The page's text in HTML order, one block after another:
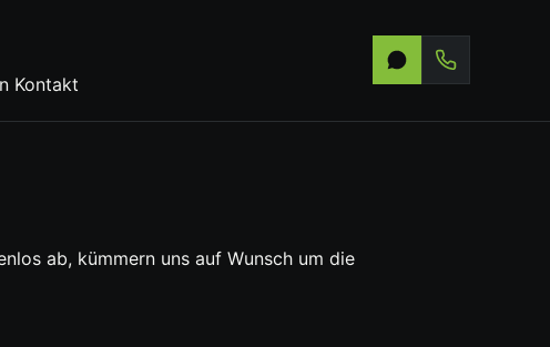
Kontakt
ab, kümmern uns auf Wunsch um die